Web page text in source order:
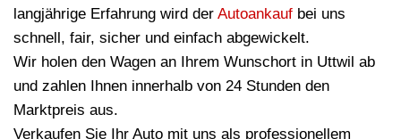
langjährige Erfahrung wird der Autoankauf bei uns
schnell, fair, sicher und einfach abgewickelt.
Wir holen den Wagen an Ihrem Wunschort in Uttwil ab
und zahlen Ihnen innerhalb von 24 Stunden den
Marktpreis aus.
Verkaufen Sie Ihr Auto mit uns als professionellem